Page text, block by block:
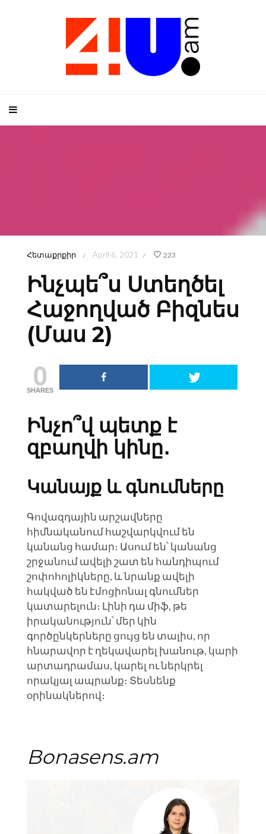
նվիրել
ովքեր
ԻՆՉ
Ստեղծել
Հաջողված
Բիզնես (Մաս 3)
April 6, 2021
Հետաքրքիր / April 6, 2021 / 223
Ինչպե՞ս Ստեղծել
Հաջողված Բիզնես
(Մաս 2)
0
SHARES
Ինչո՞վ պետք է
զբաղվի կինը․
Կանայք և գնումները
Գովազդային արշավները
հիմնականում հաշվարկվում են
կանանց համար։ Ասում են՝ կանանց
շրջանում ավելի շատ են հանդիպում
շոփոհոլիկները, և նրանք ավելի
հակված են էմոցիոնալ գնումներ
կատարելուն։ Լինի դա միֆ, թե
իրականություն՝ մեր կին
գործընկերները ցույց են տալիս, որ
հնարավոր է ղեկավարել խանութ, կարի
արտադրամաս, կարել ու ներկրել
որակյալ ապրանք։ Տեսնենք
օրինակներով։
Bonasens.am